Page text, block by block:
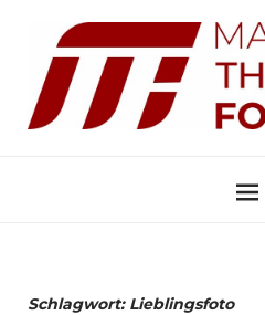
Schlagwort: Lieblingsfoto